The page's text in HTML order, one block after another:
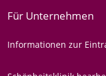
Für Unternehmen
Informationen zur